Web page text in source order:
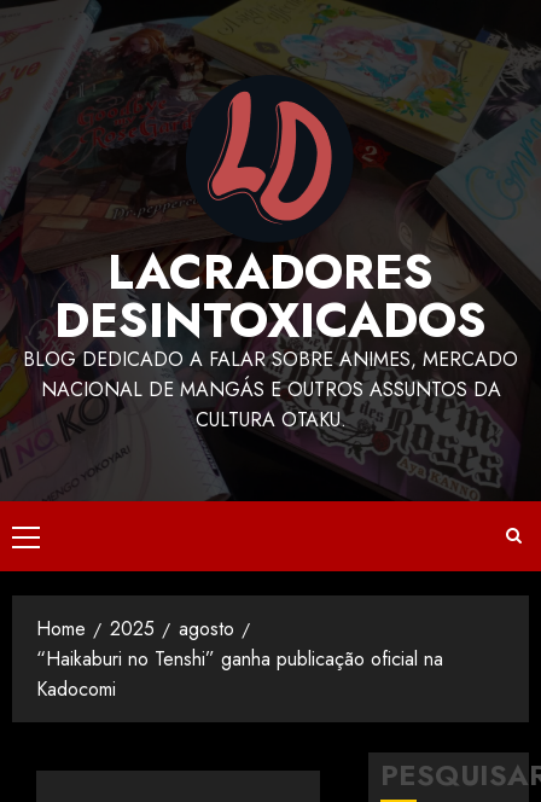
LACRADORES
DESINTOXICADOS
BLOG DEDICADO A FALAR SOBRE ANIMES, MERCADO
NACIONAL DE MANGÁS E OUTROS ASSUNTOS DA
CULTURA OTAKU.
Home 2025
agosto
“Haikaburi no Tenshi” ganha publicação oficial na
Kadocomi